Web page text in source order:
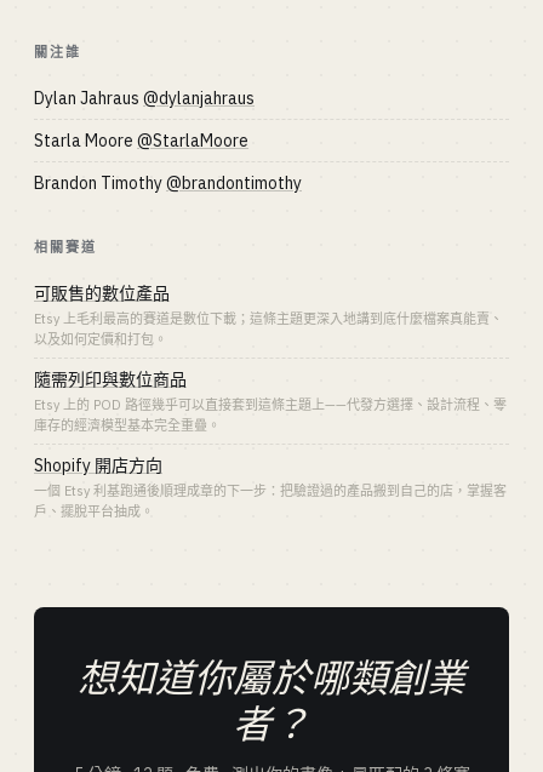
關注誰
Dylan Jahraus @dylanjahraus
Starla Moore @StarlaMoore
Brandon Timothy@brandontimothy
相關賽道
可販售的數位產品
Etsy 上毛利最高的賽道是數位下載；這條主題更深入地講到底什麼檔案真能賣、
以及如何定價和打包。
隨需列印與數位商品
Etsy 上的 POD 路徑幾乎可以直接套到這條主題上——代發方選擇、設計流程、零
庫存的經濟模型基本完全重疊。
Shopify 開店方向
一個 Etsy 利基跑通後順理成章的下一步：把驗證過的產品搬到自己的店，掌握客
戶、擺脫平台抽成。
想知道你屬於哪類創業
者？